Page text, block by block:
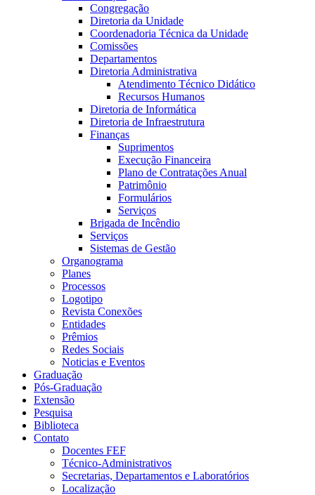
Congregação
Diretoria da Unidade
Coordenadoria Técnica da Unidade
Comissões
Departamentos
Diretoria Administrativa
Atendimento Técnico Didático
Recursos Humanos
Diretoria de Informática
Diretoria de Infraestrutura
Finanças
Suprimentos
Execução Financeira
Plano de Contratações Anual
Patrimônio
Formulários
Serviços
Brigada de Incêndio
Serviços
Sistemas de Gestão
Organograma
Planes
Processos
Logotipo
Revista Conexões
Entidades
Prêmios
Redes Sociais
Noticias e Eventos
Graduação
Pós-Graduação
Extensão
Pesquisa
Biblioteca
Contato
Docentes FEF
Técnico-Administrativos
Secretarias, Departamentos e Laboratórios
Localização